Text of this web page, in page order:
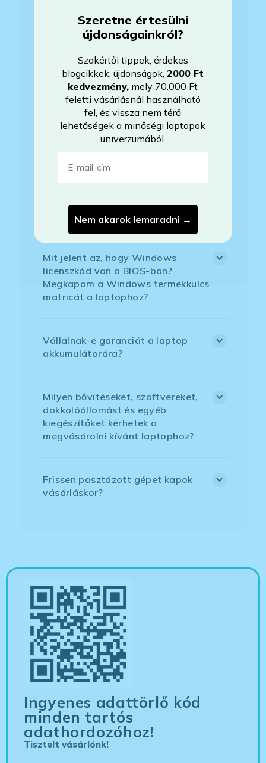
Mit jelent, hogy magyar/magyar
kiosztású európai/külföldi kiosztású
a billentyűzet?
Bankkártyával tudok Önöknél
kiszemelt laptopot?
Áfás számlát tudnak adni?
Mit jelent az, hogy Windows
licenszkód van a BIOS-ban?
Megkapom a Windows termékkulcs
matricát a laptophoz?
Vállalnak-e garanciát a laptop
akkumulátorára?
Milyen bővítéseket, szoftvereket,
dokkolóállomást és egyéb
kiegészítőket kérhetek a
megvásárolni kívánt laptophoz?
Frissen pasztázott gépet kapok
vásárláskor?
Ingyenes adattörlő kód
minden tartós
adathordozóhoz!
Tisztelt vásárlónk!
Szeretne értesülni
újdonságainkról?
Szakértői tippek, érdekes
blogcikkek, újdonságok,2000 Ft
kedvezmény, mely 70.000 Ft
feletti vásárlásnál használható
fel, és vissza nem térő
lehetőségek a minőségi laptopok
univerzumából.
Nem akarok lemaradni →